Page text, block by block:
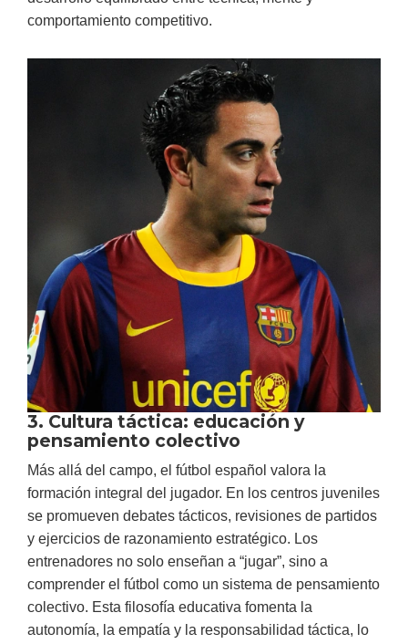
comportamiento competitivo.
3. Cultura táctica: educación y
pensamiento colectivo
Más allá del campo, el fútbol español valora la
formación integral del jugador. En los centros juveniles
se promueven debates tácticos, revisiones de partidos
y ejercicios de razonamiento estratégico. Los
entrenadores no solo enseñan a “jugar”, sino a
comprender el fútbol como un sistema de pensamiento
colectivo. Esta filosofía educativa fomenta la
autonomía, la empatía y la responsabilidad táctica, lo